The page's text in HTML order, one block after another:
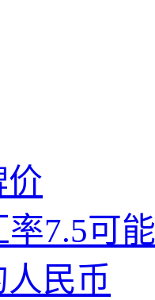
价
率7.5可
民币